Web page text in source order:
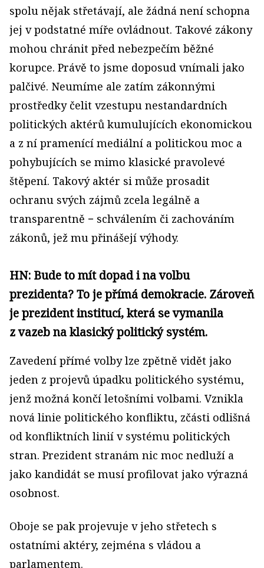
spolu nějak střetávají, ale žádná není schopna
jej v podstatné míře ovládnout. Takové zákony
mohou chránit před nebezpečím běžné
korupce. Právě to jsme doposud vnímali jako
palčivé. Neumíme ale zatím zákonnými
prostředky čelit vzestupu nestandardních
politických aktérů kumulujících ekonomickou
a z ní pramenící mediální a politickou moc a
pohybujících se mimo klasické pravolevé
štěpení. Takový aktér si může prosadit
ochranu svých zájmů zcela legálně a
transparentně − schválením či zachováním
zákonů, jež mu přinášejí výhody.
HN: Bude to mít dopad i na volbu
prezidenta? To je přímá demokracie. Zároveň
je prezident institucí, která se vymanila
z vazeb na klasický politický systém.
Zavedení přímé volby lze zpětně vidět jako
jeden z projevů úpadku politického systému,
jenž možná končí letošními volbami. Vznikla
nová linie politického konfliktu, zčásti odlišná
od konfliktních linií v systému politických
stran. Prezident stranám nic moc nedluží a
jako kandidát se musí profilovat jako výrazná
osobnost.
Oboje se pak projevuje v jeho střetech s
ostatními aktéry, zejména s vládou a
parlamentem.